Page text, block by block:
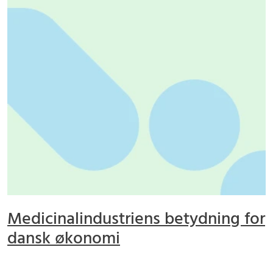
Medicinalindustriens betydning for
dansk økonomi